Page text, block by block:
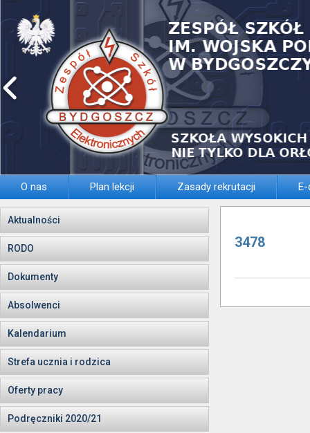
O nas Plan lekcji Zasady rekrutacji
Aktualności
RODO
Dokumenty
Absolwenci
Kalendarium
Strefa ucznia i rodzica
Oferty pracy
Podręczniki 2020/21
3478